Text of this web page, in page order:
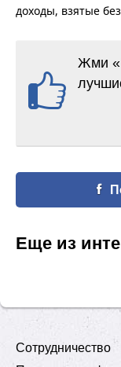
доходы, взятые
Жми
Еще из
Сотрудничество